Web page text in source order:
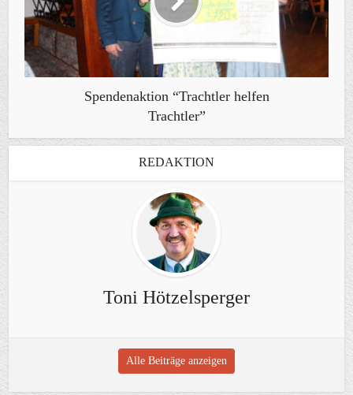
Spendenaktion “Trachtler helfen
Trachtler”
REDAKTION
Toni Hötzelsperger
Alle Beiträge anzeigen